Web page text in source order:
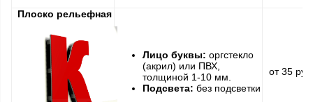
Плоско рельефная
Лицо буквы: оргстекло
(акрил) или ПВХ,
толщиной 1-10 мм.
Подсвета: без подсветки
от 35 руб